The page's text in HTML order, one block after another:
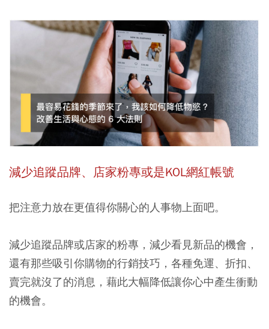
減少追蹤品牌、店家粉專或是KOL網紅帳號
把注意力放在更值得你關心的人事物上面吧。
減少追蹤品牌或店家的粉專，減少看見新品的機會，
還有那些吸引你購物的行銷技巧，各種免運、折扣、
賣完就沒了的消息，藉此大幅降低讓你心中產生衝動
的機會。